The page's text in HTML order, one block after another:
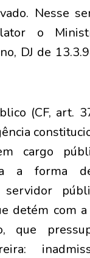
Nesse
o
DJ de
(CF, art.
cargo
a forma
detém com a
que